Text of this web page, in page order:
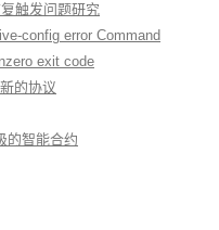
触发问题研究
config error Command
exit code
的协议
的智能合约